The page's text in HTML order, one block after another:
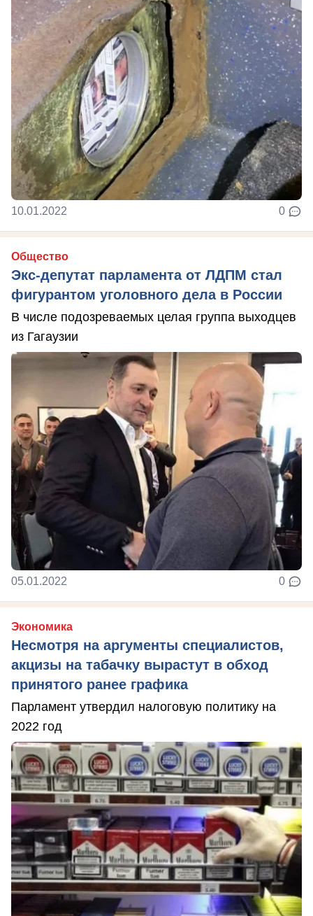
10.01.2022 0
Общество
Экс-депутат парламента от ЛДПМ стал
фигурантом уголовного дела в России
В числе подозреваемых целая группа выходцев
из Гагаузии
05.01.2022 0
Экономика
Несмотря на аргументы специалистов,
акцизы на табачку вырастут в обход
принятого ранее графика
Парламент утвердил налоговую политику на
2022 год